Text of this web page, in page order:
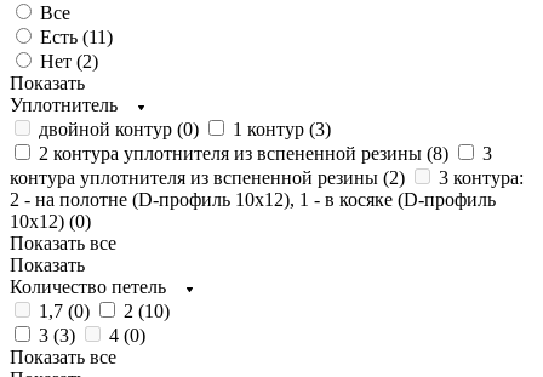
Все
Есть (11)
Нет (2)
Показать
Уплотнитель
двойной контур (0) 1 контур (3)
2 контура уплотнителя из вспененной резины (8)
3
контура уплотнителя из вспененной резины (2)
3 контура:
2 - на полотне (D-профиль 10х12), 1 - в косяке (D-профиль
10х12) (0)
Показать все
Показать
Количество петель
1,7 (0) 2 (10)
3 (3) 4 (0)
Показать все